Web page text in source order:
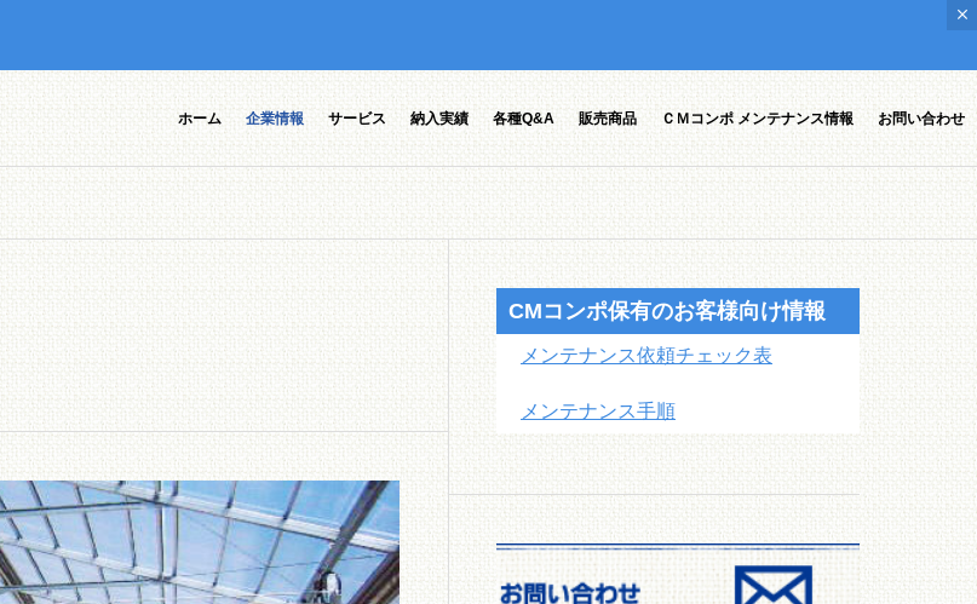
ホーム 企業情報 サービス 納入実績 各種Q&A 販売商品 ＣＭコンポ メンテナンス情報 お問い合わせ
CMコンポの特徴
用地・処理量に合わせ
ての設計が可能！
CMコンポオプシ
ョン（散布機）
散布機 パワーズオーガ
CMコンポ保有のお客様向け情報
メンテナンス依頼チェック表
メンテナンス手順